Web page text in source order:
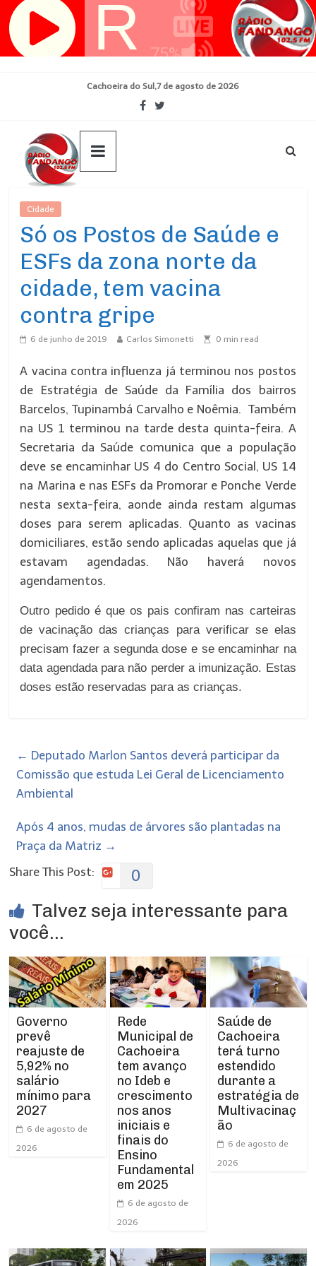
Pular
para
Cachoeira do Sul,7 de agosto de 2026
Cidade
Só os Postos de Saúde e
ESFs da zona norte da
cidade, tem vacina
contra gripe
6 de junho de 2019 Carlos Simonetti 0 min read
A vacina contra influenza já terminou nos postos
de Estratégia de Saúde da Família dos bairros
Barcelos, Tupinambá Carvalho e Noêmia. Também
na US 1 terminou na tarde desta quinta-feira. A
Secretaria da Saúde comunica que a população
deve se encaminhar US 4 do Centro Social, US 14
na Marina e nas ESFs da Promorar e Ponche Verde
nesta sexta-feira, aonde ainda restam algumas
doses para serem aplicadas. Quanto as vacinas
domiciliares, estão sendo aplicadas aquelas que já
estavam agendadas. Não haverá novos
agendamentos.
Outro pedido é que os pais confiram nas carteiras
de vacinação das crianças para verificar se elas
precisam fazer a segunda dose e se encaminhar na
data agendada para não perder a imunização. Estas
doses estão reservadas para as crianças.
← Deputado Marlon Santos deverá participar da
Comissão que estuda Lei Geral de Licenciamento
Ambiental
Após 4 anos, mudas de árvores são plantadas na
Praça da Matriz →
Share This Post:
0
Talvez seja interessante para
você...
Governo
prevê
reajuste de
5,92% no
salário
mínimo para
2027
6 de agosto de
2026
Rede
Municipal de
Cachoeira
tem avanço
no Ideb e
crescimento
nos anos
iniciais e
finais do
Ensino
Fundamental
em 2025
6 de agosto de
2026
Saúde de
Cachoeira
terá turno
estendido
durante a
estratégia de
Multivacinaç
ão
6 de agosto de
2026